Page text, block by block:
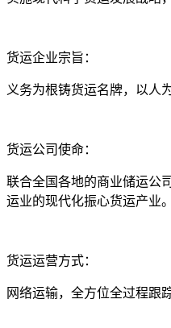
货运企业宗旨：
义务为根铸货运名牌，以人
货运公司使命：
联合全国各地的商业储运公
运业的现代化振心货运产业。
货运运营方式：
网络运输，全方位全过程跟踪